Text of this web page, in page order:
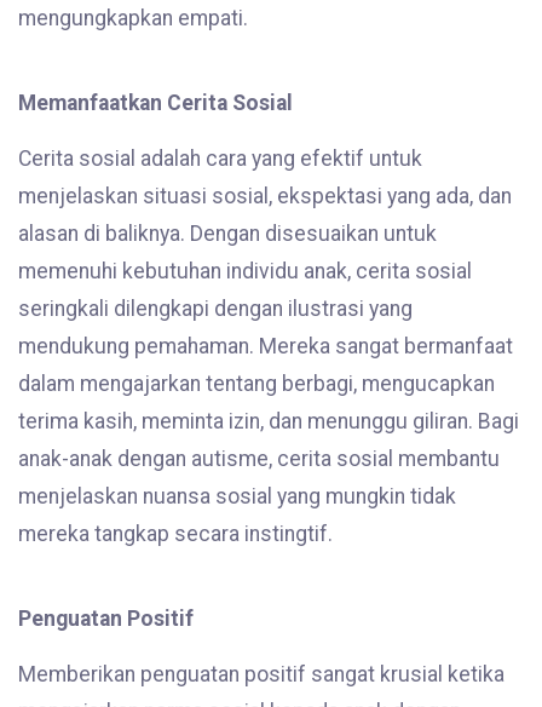
mengungkapkan empati.
Memanfaatkan Cerita Sosial
Cerita sosial adalah cara yang efektif untuk
menjelaskan situasi sosial, ekspektasi yang ada, dan
alasan di baliknya. Dengan disesuaikan untuk
memenuhi kebutuhan individu anak, cerita sosial
seringkali dilengkapi dengan ilustrasi yang
mendukung pemahaman. Mereka sangat bermanfaat
dalam mengajarkan tentang berbagi, mengucapkan
terima kasih, meminta izin, dan menunggu giliran. Bagi
anak-anak dengan autisme, cerita sosial membantu
menjelaskan nuansa sosial yang mungkin tidak
mereka tangkap secara instingtif.
Penguatan Positif
Memberikan penguatan positif sangat krusial ketika